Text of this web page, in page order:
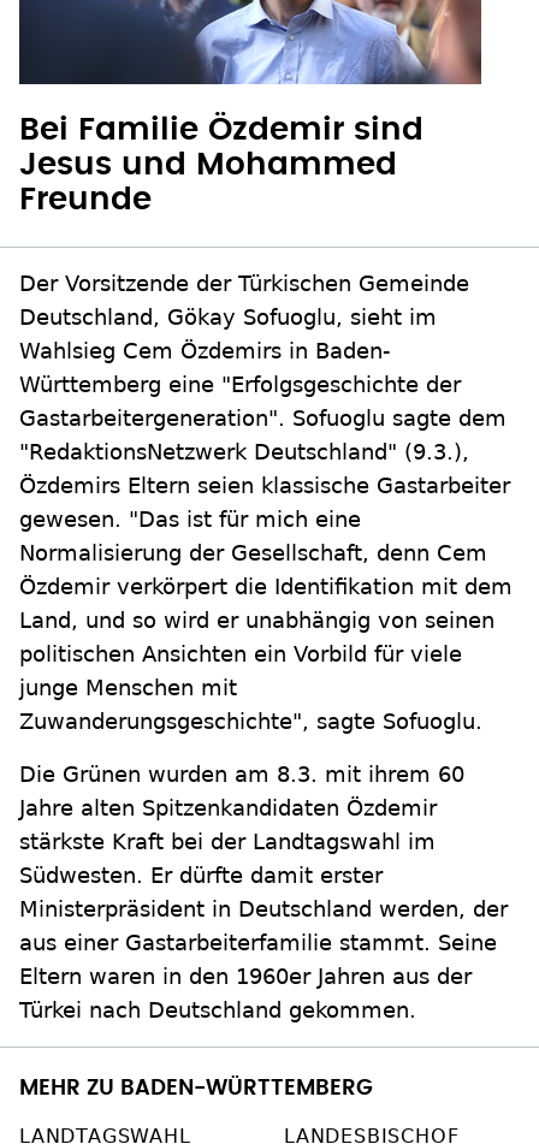
Bei Familie Özdemir sind
Jesus und Mohammed
Freunde
Der Vorsitzende der Türkischen Gemeinde
Deutschland, Gökay Sofuoglu, sieht im
Wahlsieg Cem Özdemirs in Baden-
Württemberg eine "Erfolgsgeschichte der
Gastarbeitergeneration". Sofuoglu sagte dem
"RedaktionsNetzwerk Deutschland" (9.3.),
Özdemirs Eltern seien klassische Gastarbeiter
gewesen. "Das ist für mich eine
Normalisierung der Gesellschaft, denn Cem
Özdemir verkörpert die Identifikation mit dem
Land, und so wird er unabhängig von seinen
politischen Ansichten ein Vorbild für viele
junge Menschen mit
Zuwanderungsgeschichte", sagte Sofuoglu.
Die Grünen wurden am 8.3. mit ihrem 60
Jahre alten Spitzenkandidaten Özdemir
stärkste Kraft bei der Landtagswahl im
Südwesten. Er dürfte damit erster
Ministerpräsident in Deutschland werden, der
aus einer Gastarbeiterfamilie stammt. Seine
Eltern waren in den 1960er Jahren aus der
Türkei nach Deutschland gekommen.
MEHR ZU BADEN-WÜRTTEMBERG
LANDTAGSWAHL LANDESBISCHOF